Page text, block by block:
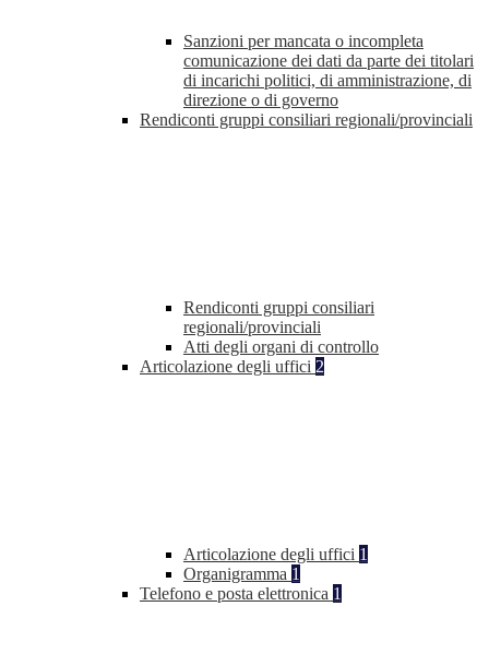
Sanzioni per mancata o incompleta
comunicazione dei dati da parte dei titolari
di incarichi politici, di amministrazione, di
direzione o di governo
Rendiconti gruppi consiliari regionali/provinciali
Rendiconti gruppi consiliari
regionali/provinciali
Atti degli organi di controllo
Articolazione degli uffici 2
Articolazione degli uffici 1
Organigramma 1
Telefono e posta elettronica 1